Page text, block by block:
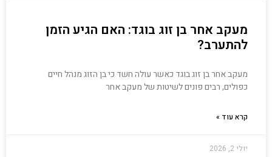
מעקב אחר בן זוג בוגד: האם הגיע הזמן
להתערב?
מעקב אחר בן זוג בוגד כאשר עולה חשד כי בן הזוג מנהל חיים
כפולים, רבים פונים לשיטות של מעקב אחר
קרא עוד »
יולי 2, 2026